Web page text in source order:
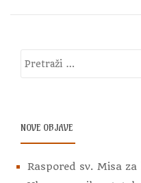
G
A
A
B
NOVE OBJAVE
Raspored sv. Misa